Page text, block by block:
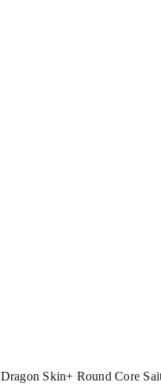
Dragon Skin+ Round Core